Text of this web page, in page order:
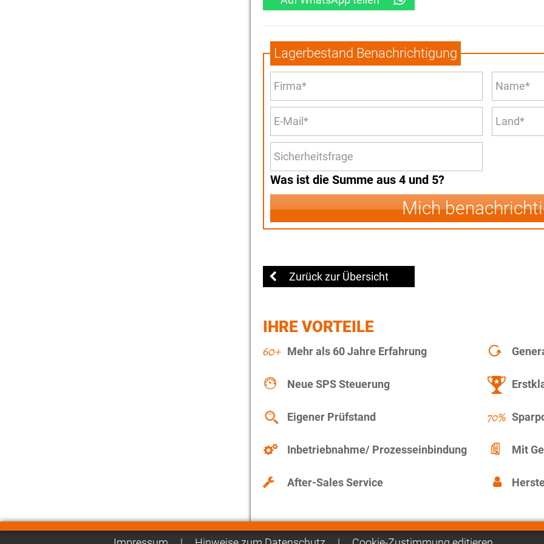
Lagerbestand Benachrichtigung
Was ist die Summe aus 4 und 5?
Mich
Zurück zur Übersicht
IHRE VORTEILE
Mehr als 60 Jahre Erfahrung
Neue SPS Steuerung
Eigener Prüfstand
Inbetriebnahme/ Prozesseinbindung Mit
After-Sales Service